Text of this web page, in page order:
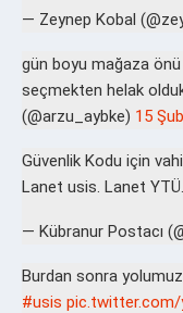
— Zeynep Kobal
gün boyu mağaza
seçmekten helak
(@arzu_aybke) 15
Güvenlik Kodu için
Lanet usis. Lanet YTÜ.
— Kübranur Postacı
Burdan sonra
#usis pic.twitter.com/